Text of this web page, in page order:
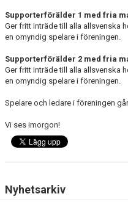
Supporterförälder 1 med fria
Ger fritt inträde till alla allsvenska
en omyndig spelare i föreningen.
Supporterförälder 2 med fria
Ger fritt inträde till alla allsvenska
en omyndig spelare i föreningen.
Spelare och ledare i föreningen
Vi ses imorgon!
Nyhetsarkiv